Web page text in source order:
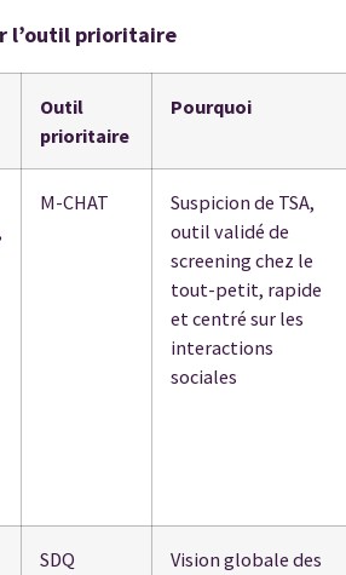
l’outil prioritaire
Outil
prioritaire
Pourquoi
M-CHAT
Suspicion de TSA,
outil validé de
screening chez le
tout-petit, rapide
et centré sur les
interactions
sociales
SDQ
Vision globale des